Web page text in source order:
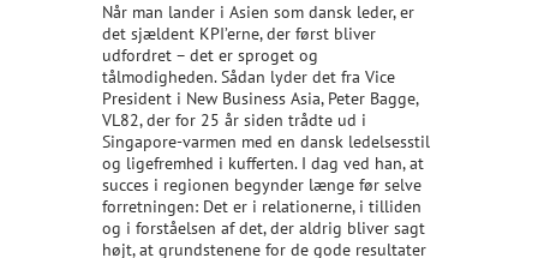
Når man lander i Asien som dansk leder, er
det sjældent KPI’erne, der først bliver
udfordret – det er sproget og
tålmodigheden. Sådan lyder det fra Vice
President i New Business Asia, Peter Bagge,
VL82, der for 25 år siden trådte ud i
Singapore-varmen med en dansk ledelsesstil
og ligefremhed i kufferten. I dag ved han, at
succes i regionen begynder længe før selve
forretningen: Det er i relationerne, i tilliden
og i forståelsen af det, der aldrig bliver sagt
højt, at grundstenene for de gode resultater